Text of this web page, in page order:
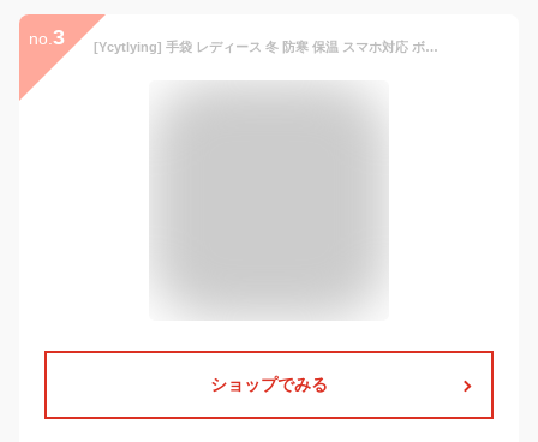
no. 3 [Ycytlying] 手袋 レディース 冬 防寒 保温 スマホ対応 ボア 裏起毛 フワフワ 通勤 通学 旅行 自転車 バイク アウトドア 誕生日 クリスマス プレセント 冬小物
ショップでみる